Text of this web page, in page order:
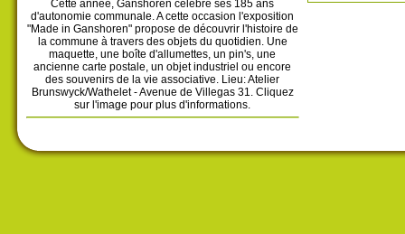
Cette année, Ganshoren célèbre ses 185 ans
d'autonomie communale. A cette occasion l'exposition
"Made in Ganshoren" propose de découvrir l'histoire de
la commune à travers des objets du quotidien. Une
maquette, une boîte d'allumettes, un pin's, une
ancienne carte postale, un objet industriel ou encore
des souvenirs de la vie associative. Lieu: Atelier
Brunswyck/Wathelet - Avenue de Villegas 31. Cliquez
sur l'image pour plus d'informations.